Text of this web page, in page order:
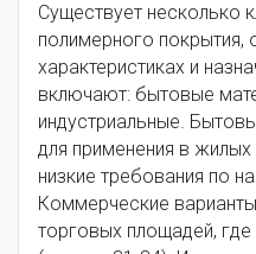
Существует несколько
полимерного покрытия,
характеристиках и
включают: бытовые
индустриальные.
для применения в
низкие требования по
Коммерческие
торговых площадей,